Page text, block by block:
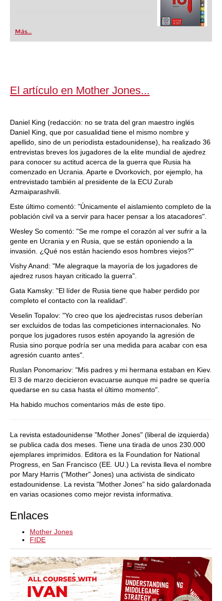
Más...
El artículo en Mother Jones...
Daniel King (redacción: no se trata del gran maestro inglés
Daniel King, que por casualidad tiene el mismo nombre y
apellido, sino de un periodista estadounidense), ha realizado 36
entrevistas breves los jugadores de la elite mundial de ajedrez
para conocer su actitud acerca de la guerra que Rusia ha
comenzado en Ucrania. Aparte e Dvorkovich, por ejemplo, ha
entrevistado también al presidente de la ECU Zurab
Azmaiparashvili.
Este último comentó: "Únicamente el aislamiento completo de la
población civil va a servir para hacer pensar a los atacadores".
Wesley So comentó: "Se me rompe el corazón al ver sufrir a la
gente en Ucrania y en Rusia, que se están oponiendo a la
invasión. ¿Qué nos están haciendo esos hombres viejos?"
Vishy Anand: "Me alegraque la mayoría de los jugadores de
ajedrez rusos hayan criticado la guerra".
Gata Kamsky: "El líder de Rusia tiene que haber perdido por
completo el contacto con la realidad".
Veselin Topalov: "Yo creo que los ajedrecistas rusos deberían
ser excluidos de todas las competiciones internacionales. No
porque los jugadores rusos estén apoyando la agresión de
Rusia sino porque podría ser una medida para acabar con esa
agresión cuanto antes".
Ruslan Ponomariov: "Mis padres y mi hermana estaban en Kiev.
El 3 de marzo decicieron evacuarse aunque mi padre se quería
quedarse en su casa hasta el último momento".
Ha habido muchos comentarios más de este tipo.
La revista estadounidense "Mother Jones" (liberal de izquierda)
se publica cada dos meses. Tiene una tirada de unos 230.000
ejemplares imprimidos. Editora es la Foundation for National
Progress, en San Francisco (EE. UU.) La revista lleva el nombre
por Mary Harris ("Mother" Jones) una activista de sindicato
estadounidense. La revista "Mother Jones" ha sido galardonada
en varias ocasiones como mejor revista informativa.
Enlaces
Mother Jones
FIDE